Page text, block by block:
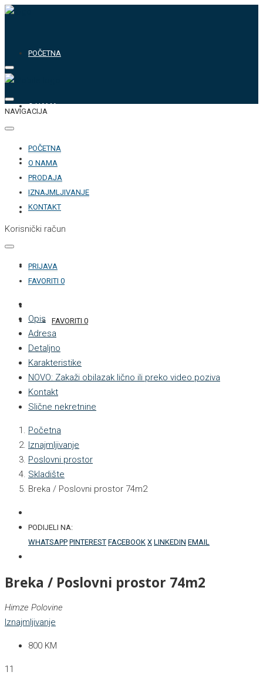
POČETNA
O NAMA
PRODAJA
IZNAJMLJIVANJE
KONTAKT
FAVORITI 0
NAVIGACIJA
POČETNA
O NAMA
PRODAJA
IZNAJMLJIVANJE
KONTAKT
Korisnički račun
PRIJAVA
FAVORITI 0
Opis
Adresa
Detaljno
Karakteristike
NOVO: Zakaži obilazak lično ili preko video poziva
Kontakt
Slične nekretnine
Početna
Iznajmljivanje
Poslovni prostor
Skladište
Breka / Poslovni prostor 74m2
PODIJELI NA:
WHATSAPP PINTEREST FACEBOOK X LINKEDIN EMAIL
Breka / Poslovni prostor 74m2
Himze Polovine
Iznajmljivanje
800 KM
11